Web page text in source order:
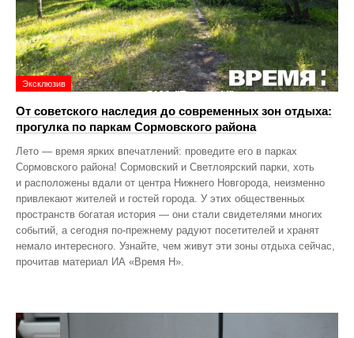
Эксклюзив
От советского наследия до современных зон отдыха:
прогулка по паркам Сормовского района
Лето — время ярких впечатлений: проведите его в парках
Сормовского района! Сормовский и Светлоярский парки, хоть
и расположены вдали от центра Нижнего Новгорода, неизменно
привлекают жителей и гостей города. У этих общественных
пространств богатая история — они стали свидетелями многих
событий, а сегодня по‑прежнему радуют посетителей и хранят
немало интересного. Узнайте, чем живут эти зоны отдыха сейчас,
прочитав материал ИА «Время Н».